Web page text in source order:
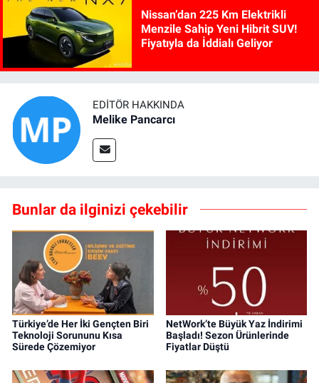
Nissan’dan 225 Km Elektrikli
Menzile Sahip Yeni Hibrit SUV!
Fiyatıyla da İddialı Geliyor
EDITÖR HAKKINDA
Melike Pancarcı
Bunlar da ilginizi çekebilir
Türkiye’de Her İki Gençten Biri
Teknoloji Sorununu Kısa
Sürede Çözemiyor
NetWork’te Büyük Yaz İndirimi
Başladı! Sezon Ürünlerinde
Fiyatlar Düştü